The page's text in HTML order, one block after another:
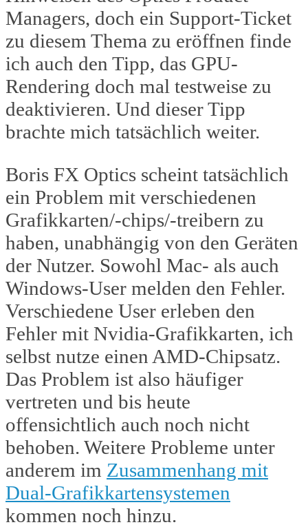
Managers, doch ein Support-Ticket
zu diesem Thema zu eröffnen finde
ich auch den Tipp, das GPU-
Rendering doch mal testweise zu
deaktivieren. Und dieser Tipp
brachte mich tatsächlich weiter.
Boris FX Optics scheint tatsächlich
ein Problem mit verschiedenen
Grafikkarten/-chips/-treibern zu
haben, unabhängig von den Geräten
der Nutzer. Sowohl Mac- als auch
Windows-User melden den Fehler.
Verschiedene User erleben den
Fehler mit Nvidia-Grafikkarten, ich
selbst nutze einen AMD-Chipsatz.
Das Problem ist also häufiger
vertreten und bis heute
offensichtlich auch noch nicht
behoben. Weitere Probleme unter
anderem im Zusammenhang mit
Dual-Grafikkartensystemen
kommen noch hinzu.